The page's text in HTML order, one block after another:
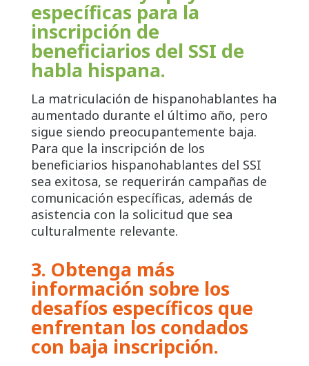
específicas para la
inscripción de
beneficiarios del SSI de
habla hispana.
La matriculación de hispanohablantes ha
aumentado durante el último año, pero
sigue siendo preocupantemente baja.
Para que la inscripción de los
beneficiarios hispanohablantes del SSI
sea exitosa, se requerirán campañas de
comunicación específicas, además de
asistencia con la solicitud que sea
culturalmente relevante.
3. Obtenga más
información sobre los
desafíos específicos que
enfrentan los condados
con baja inscripción.